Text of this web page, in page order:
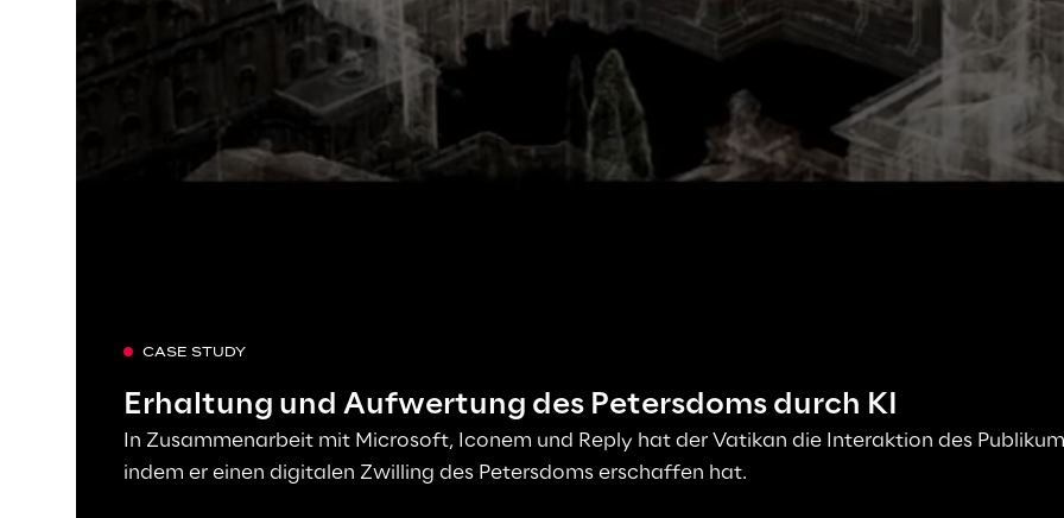
CASE STUDY
Erhaltung und Aufwertung des Petersdoms durch KI
In Zusammenarbeit mit Microsoft, Iconem und Reply hat der Vatikan die Interaktion des
indem er einen digitalen Zwilling des Petersdoms erschaffen hat.